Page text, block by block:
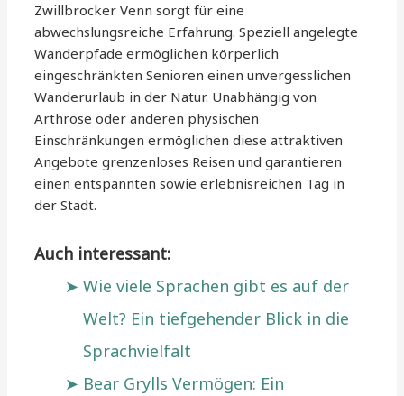
Zwillbrocker Venn sorgt für eine
abwechslungsreiche Erfahrung. Speziell angelegte
Wanderpfade ermöglichen körperlich
eingeschränkten Senioren einen unvergesslichen
Wanderurlaub in der Natur. Unabhängig von
Arthrose oder anderen physischen
Einschränkungen ermöglichen diese attraktiven
Angebote grenzenloses Reisen und garantieren
einen entspannten sowie erlebnisreichen Tag in
der Stadt.
Auch interessant:
Wie viele Sprachen gibt es auf der
Welt? Ein tiefgehender Blick in die
Sprachvielfalt
Bear Grylls Vermögen: Ein